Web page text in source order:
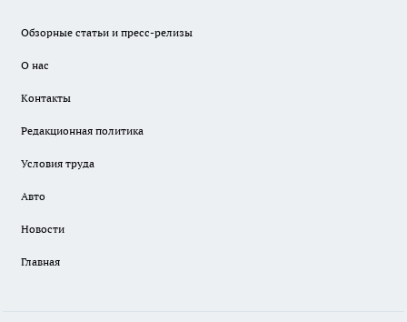
Обзорные статьи и пресс-релизы
О нас
Контакты
Редакционная политика
Условия труда
Авто
Новости
Главная